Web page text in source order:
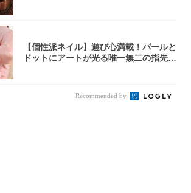
【個性派ネイル】遊び心満載！パールと
ドットにアートが光る唯一無二の指先が
Recommended by